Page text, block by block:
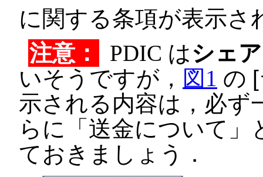
に関する条項が表示さ
注意：
PDIC はシェ
いそうですが， 図1 の
示される内容は，必ず
らに「送金について
ておきましょう．